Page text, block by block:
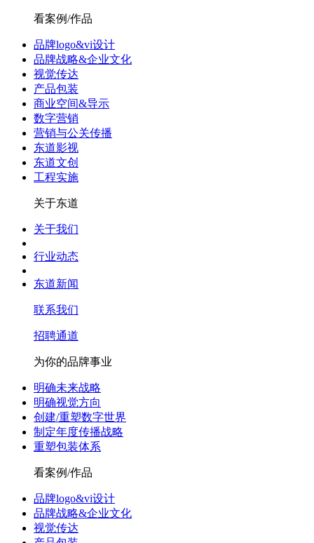
看案例/作品
品牌logo&vi设计
品牌战略&企业文化
视觉传达
产品包装
商业空间&导示
数字营销
营销与公关传播
东道影视
东道文创
工程实施
关于东道
关于我们
行业动态
东道新闻
联系我们
招聘通道
为你的品牌事业
明确未来战略
明确视觉方向
创建/重塑数字世界
制定年度传播战略
重塑包装体系
看案例/作品
品牌logo&vi设计
品牌战略&企业文化
视觉传达